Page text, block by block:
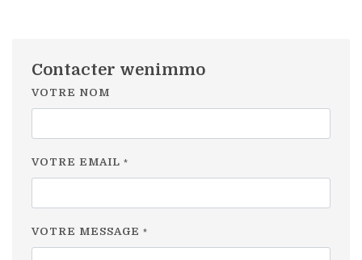
Contacter wenimmo
VOTRE NOM
VOTRE EMAIL *
VOTRE MESSAGE *